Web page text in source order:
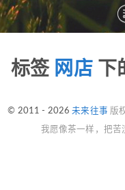
标签 网店 下
© 2011 - 2026未来往事 版
我愿像茶一样，把苦